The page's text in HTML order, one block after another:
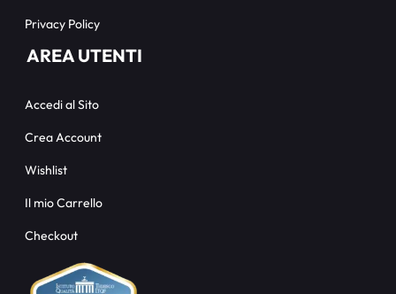
Privacy Policy
AREA UTENTI
Accedi al Sito
Crea Account
Wishlist
Il mio Carrello
Checkout